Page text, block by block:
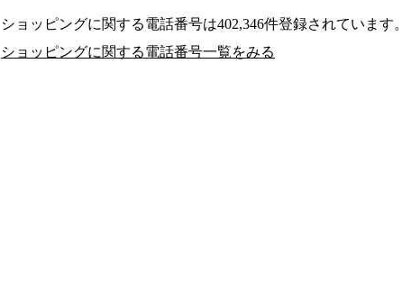
ショッピングに関する電話番号は402,346件登録されています。
ショッピングに関する電話番号一覧をみる